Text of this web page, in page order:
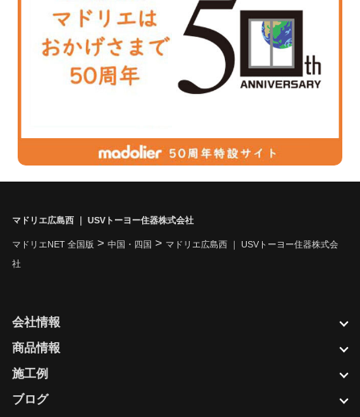
マドリエ広島西 ｜ USVトーヨー住器株式会社
マドリエNET 全国版 > 中国・四国 > マドリエ広島西 ｜ USVトーヨー住器株式会
社
会社情報
商品情報
施工例
ブログ